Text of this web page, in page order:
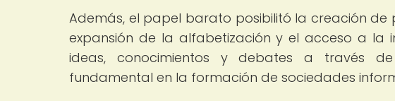
Además, el papel barato posibilitó la creación de
expansión de la alfabetización y el acceso a la
ideas, conocimientos y debates a través
fundamental en la formación de sociedades